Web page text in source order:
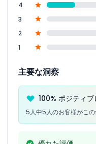
アーツ・アンド・デ
クーパー・ヒューイ
ズ、コニーアイランド
バワリー歴史地区徒
ローワーイーストサ
夜のグリニッジヴィレ
Masters of the
ハーレムワンストッ
ハイラインとハドソン
ニューヨーク歴史協会
ユダヤ人遺産博物館
ウィリアムズバーグ
NYC 奴隷制と地下鉄
4
3
2
1
主要な洞察
100% ポジティブ
5人中5人のお客様がこ